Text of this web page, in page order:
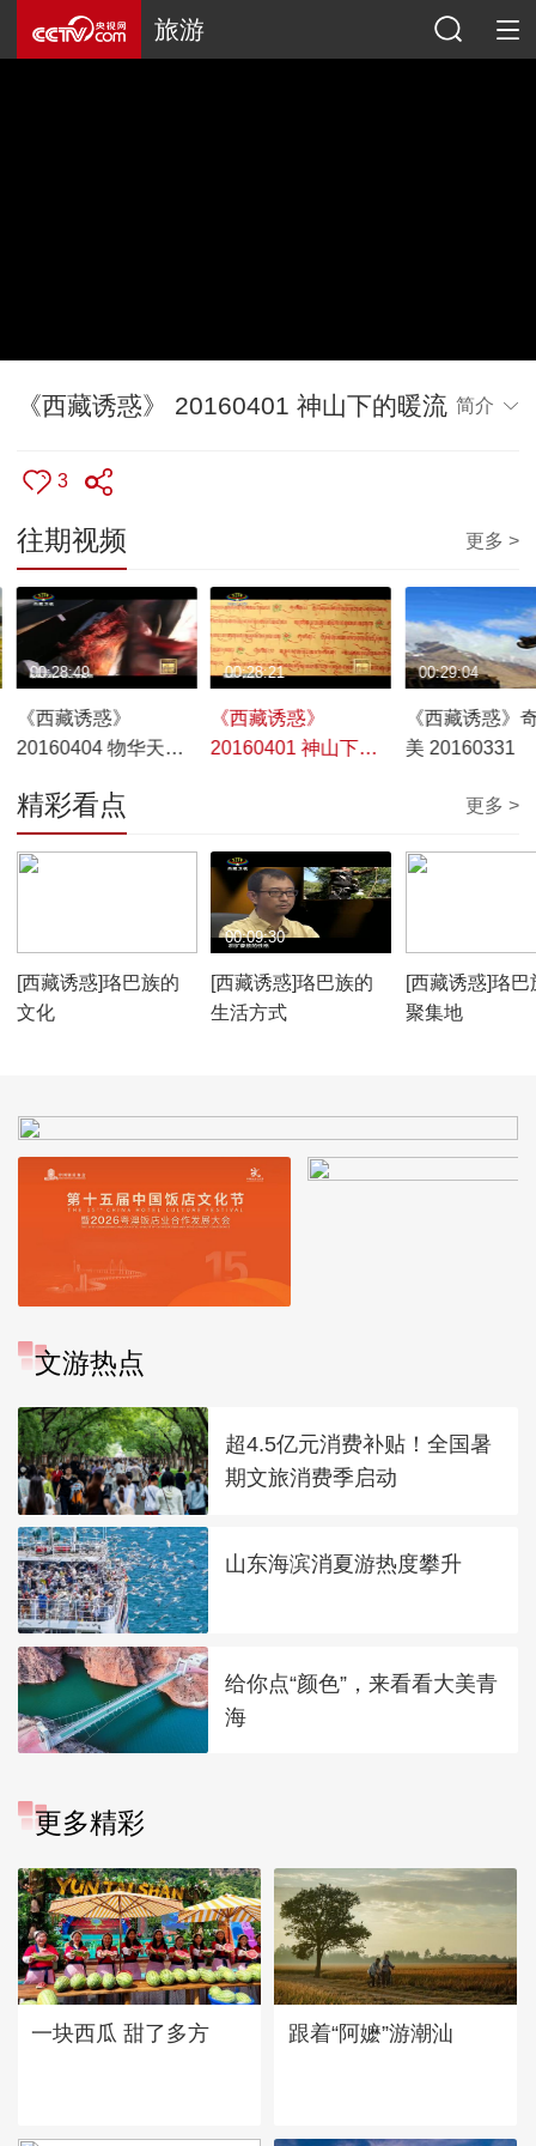
旅游
《西藏诱惑》 20160401 神山下的暖流 简介
3
往期视频 更多 >
《西藏诱惑》
20160404 物华天宝
00:28:49
《西藏诱惑》
20160401 神山下的
00:28:21
《西藏诱惑》
美 20160331
00:29:04
精彩看点 更多 >
[西藏诱惑]珞巴族的
文化
[西藏诱惑]珞巴族的
生活方式
00:09:30
[西藏诱惑]珞巴
聚集地
文游热点
超4.5亿元消费补贴！全国暑
期文旅消费季启动
山东海滨消夏游热度攀升
给你点“颜色”，来看看大美青
海
更多精彩
一块西瓜 甜了多方 跟着“阿嬷”游潮汕